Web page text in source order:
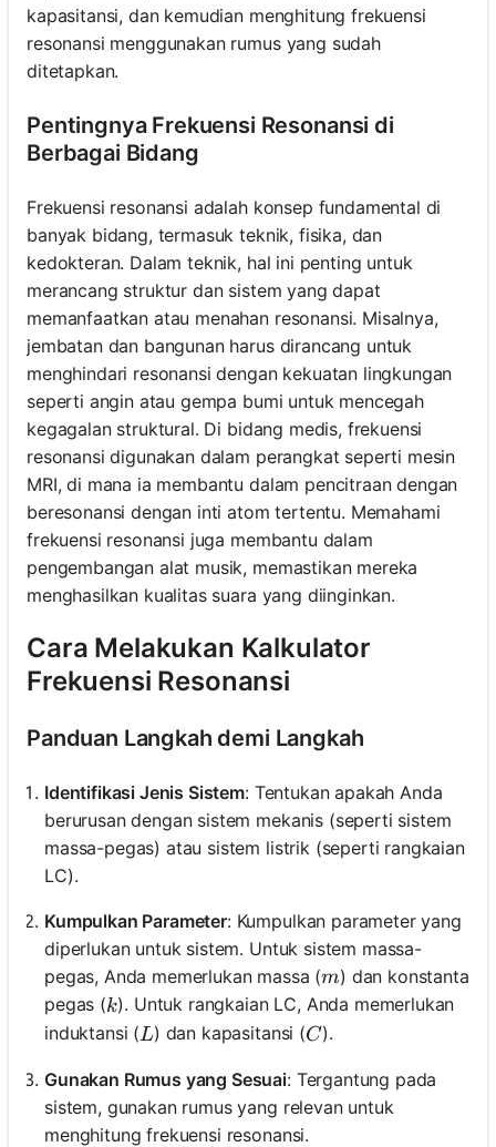
kapasitansi, dan kemudian menghitung frekuensi
resonansi menggunakan rumus yang sudah
ditetapkan.
Pentingnya Frekuensi Resonansi di
Berbagai Bidang
Frekuensi resonansi adalah konsep fundamental di
banyak bidang, termasuk teknik, fisika, dan
kedokteran. Dalam teknik, hal ini penting untuk
merancang struktur dan sistem yang dapat
memanfaatkan atau menahan resonansi. Misalnya,
jembatan dan bangunan harus dirancang untuk
menghindari resonansi dengan kekuatan lingkungan
seperti angin atau gempa bumi untuk mencegah
kegagalan struktural. Di bidang medis, frekuensi
resonansi digunakan dalam perangkat seperti mesin
MRI, di mana ia membantu dalam pencitraan dengan
beresonansi dengan inti atom tertentu. Memahami
frekuensi resonansi juga membantu dalam
pengembangan alat musik, memastikan mereka
menghasilkan kualitas suara yang diinginkan.
Cara Melakukan Kalkulator
Frekuensi Resonansi
Panduan Langkah demi Langkah
Identifikasi Jenis Sistem: Tentukan apakah Anda
berurusan dengan sistem mekanis (seperti sistem
massa-pegas) atau sistem listrik (seperti rangkaian
LC).
Kumpulkan Parameter: Kumpulkan parameter yang
diperlukan untuk sistem. Untuk sistem massa-
pegas, Anda memerlukan massa (m
m) dan konstanta
pegas (k
k). Untuk rangkaian LC, Anda memerlukan
induktansi (L
L) dan kapasitansi (C
C).
Gunakan Rumus yang Sesuai: Tergantung pada
sistem, gunakan rumus yang relevan untuk
menghitung frekuensi resonansi.